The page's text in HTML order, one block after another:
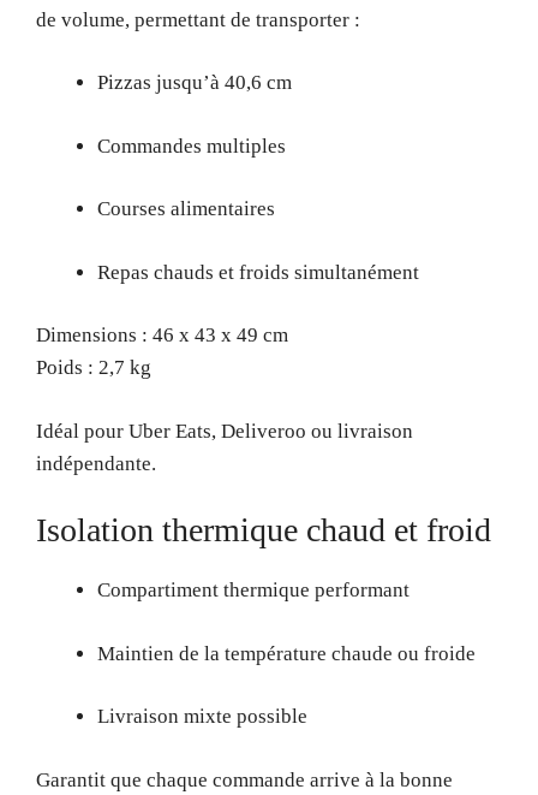
de volume, permettant de transporter :
Pizzas jusqu’à 40,6 cm
Commandes multiples
Courses alimentaires
Repas chauds et froids simultanément
Dimensions : 46 x 43 x 49 cm
Poids : 2,7 kg
Idéal pour Uber Eats, Deliveroo ou livraison
indépendante.
Isolation thermique chaud et froid
Compartiment thermique performant
Maintien de la température chaude ou froide
Livraison mixte possible
Garantit que chaque commande arrive à la bonne